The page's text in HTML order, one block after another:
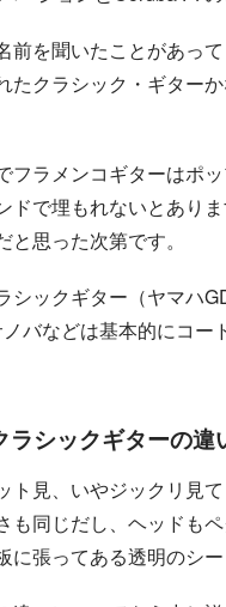
前を聞いたことがあっ
たクラシック・ギター
フラメンコギターはポ
ドで埋もれないとあり
思った次第です。
シックギター（ヤマハ
バなどは基本的にコ
シックギターの違
ト見、いやジックリ見
も同じだし、ヘッドも
張ってある透明のシー